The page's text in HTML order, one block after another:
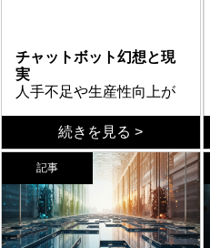
では、エラーが発生した
際の対処法が不明で、業
務継続に深刻なリスクを
もたらす可能性がある。
らない状態のマクロ群
は、残念ながらまずは専
門家に情報の整理を依頼
することが必要になるだ
ろう。自社だけでの解決
を試みる前に、適切な専
門知識を持つパートナー
との連携を検討すること
が成功への近道となる。
へ繋ぎにくくなるからで
ある。マクロファイルの
インプット／アウトプッ
トを解析した上で、それ
をどのように今後の市民
開発のベース作りに活か
すのか。ITコンサルやシ
ステム開発会社の腕の見
せどころである。単純な
解析作業ではなく、将来
的な発展性を見据えた戦
略的なアプローチが求め
Microsoft社の製品である
ので、そのままMicrosoft
社が提供するPower
PlatformやPower Appsへ
の移行がスマートであ
る。間違ってもマクロを
スクラッチ開発でのWeb
システムに移管すべきで
はない。親和性の問題や
閲覧性などに課題がのこ
ることが多いようであ
る。
チャットボット幻想と現
実
人手不足や生産性向上が
で「問い合わせ業務の多
くはAIチャットボットで
代替できるのではない
か」という期待が高まっ
ている。確かに、人間と
自然に会話できるAIの実
現は、多くの技術者が長
チャットボットの進化
2000年代には、ルールベ
ースやシナリオ型のチャ
ットボットが登場し、定
型的なカスタマーサポー
トなどで徐々に実用化さ
ChatGPTの衝撃
ChatGPTのような生成AI
続きを見る >
記事